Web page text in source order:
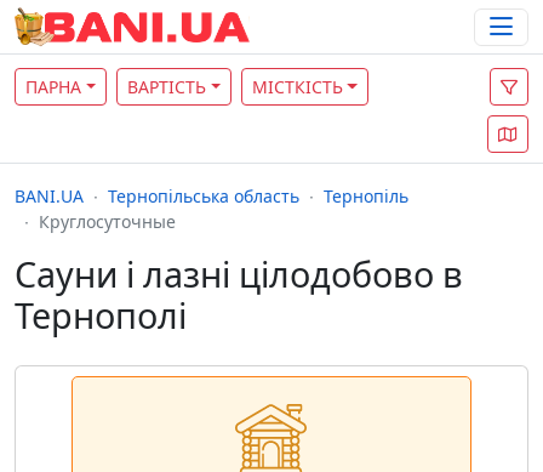
ПАРНА ВАРТІСТЬ МІСТКІСТЬ
BANI.UA Тернопільська область
Тернопіль
Круглосуточные
Сауни і лазні цілодобово в
Тернополі